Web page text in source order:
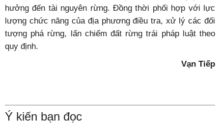
hưởng đến tài nguyên rừng. Đồng thời phối hợp với lực
lượng chức năng của địa phương điều tra, xử lý các đối
tượng phá rừng, lấn chiếm đất rừng trái pháp luật theo
quy định.
Vạn Tiếp
Ý kiến bạn đọc